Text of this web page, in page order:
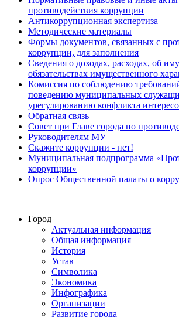
противодействия коррупции
Антикоррупционная экспертиза
Методические материалы
Формы документов, связанных с
коррупции, для заполнения
Сведения о доходах, расходах, об
обязательствах имущественного
Комиссия по соблюдению
поведению муниципальных
урегулированию конфликта
Обратная связь
Совет при Главе города по
Руководителям МУ
Скажите коррупции - нет!
Муниципальная подпрограмма
коррупции»
Опрос Общественной палаты о
Город
Актуальная информация
Общая информация
История
Устав
Символика
Экономика
Инфографика
Организации
Развитие города